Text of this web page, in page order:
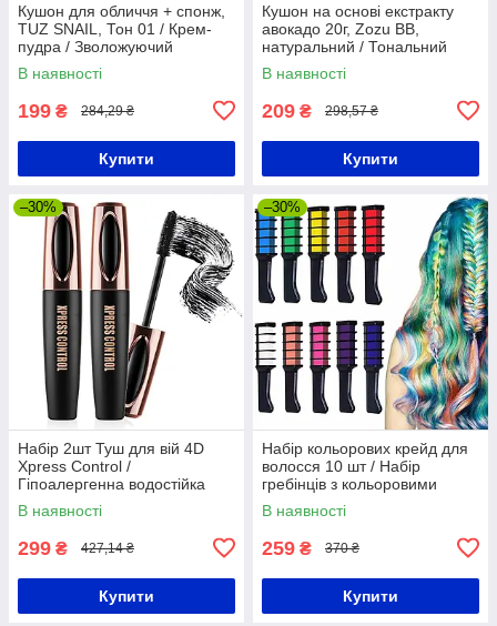
Кушон для обличчя + спонж,
TUZ SNAIL, Тон 01 / Крем-
пудра / Зволожуючий
тональний крем
В наявності
199 ₴ 284,29 ₴
Купити
Кушон на основі екстракту
авокадо 20г, Zozu BB,
натуральний / Тональний
крем пудра кушон + спонжик
В наявності
209 ₴ 298,57 ₴
Купити
–30%
Набір 2шт Туш для вій 4D
Xpress Control /
Гіпоалергенна водостійка
туш подовжувальна / Туш з
ефектом 4D
В наявності
299 ₴ 427,14 ₴
Купити
–30%
Набір кольорових крейд для
волосся 10 шт / Набір
гребінців з кольоровими
крейдами для волосся /
Дитячі крейди для волосся
В наявності
259 ₴ 370 ₴
Купити